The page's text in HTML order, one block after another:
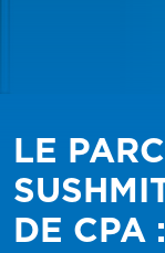
LE
DE CPA